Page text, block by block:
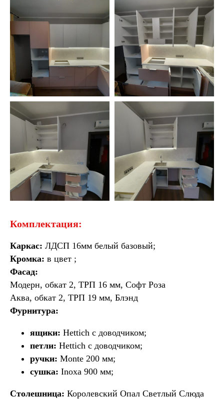
Комплектация:
Каркас: ЛДСП 16мм белый базовый;
Кромка: в цвет ;
Фасад:
Модерн, обкат 2, ТРП 16 мм, Софт Роза
Аква, обкат 2, ТРП 19 мм, Блэнд
Фурнитура:
ящики: Hettich с доводчиком;
петли: Hettich с доводчиком;
ручки: Monte 200 мм;
сушка: Inoxa 900 мм;
Столешница: Королевский Опал Светлый Слюда